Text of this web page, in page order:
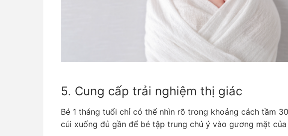
5. Cung cấp trải nghiệm thị giác
Bé 1 tháng tuổi chỉ có thể nhìn rõ trong khoảng cách tầm
cúi xuống đủ gần để bé tập trung chú ý vào gương mặt của